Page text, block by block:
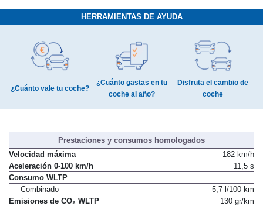
HERRAMIENTAS DE AYUDA
¿Cuánto vale tu coche?
¿Cuánto gastas en tu
coche al año?
Disfruta el cambio de
coche
Prestaciones y consumos homologados
Velocidad máxima
182 km/h
Aceleración 0-100 km/h
11,5 s
Consumo WLTP
Combinado
5,7 l/100 km
Emisiones de CO₂ WLTP
130 gr/km